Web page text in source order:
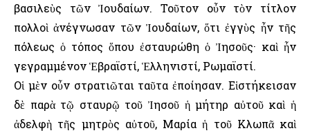
βασιλεὺς τῶν Ἰουδαίων. Τοῦτον οὖν τὸν τίτλον
πολλοὶ ἀνέγνωσαν τῶν Ἰουδαίων, ὅτι ἐγγὺς ἦν τῆς
πόλεως ὁ τόπος ὅπου ἐσταυρώθη ὁ Ἰησοῦς· καὶ ἦν
γεγραμμένον Ἑβραϊστί, Ἑλληνιστί, Ρωμαϊστί.
Οἱ μὲν οὖν στρατιῶται ταῦτα ἐποίησαν. Εἱστήκεισαν
δὲ παρὰ τῷ σταυρῷ τοῦ Ἰησοῦ ἡ μήτηρ αὐτοῦ καὶ ἡ
ἀδελφὴ τῆς μητρὸς αὐτοῦ, Μαρία ἡ τοῦ Κλωπᾶ καὶ